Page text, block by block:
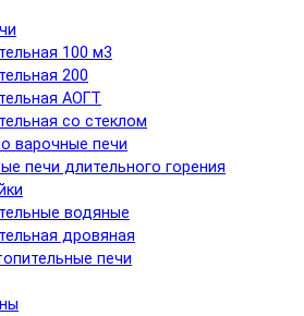
100 м3
200
АОГТ
со стеклом
варочные печи
печи длительного горения
водяные
дровяная
печи